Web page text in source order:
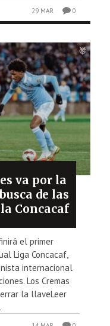
29 MAR 0
va por la
de las
Concacaf
el primer
Liga Concacaf,
internacional
Los Cremas
la llaveLeer